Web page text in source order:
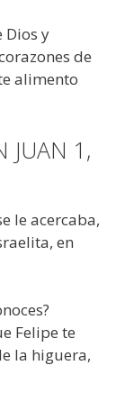
Dios y
de
alimento
JUAN 1,
le acercaba,
en
Felipe te
la higuera,